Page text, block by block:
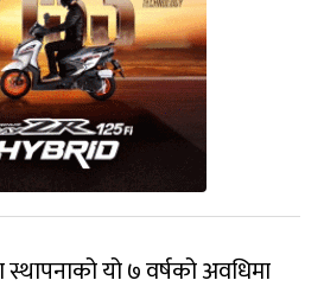
स्थापनाको यो ७ वर्षको अवधिमा